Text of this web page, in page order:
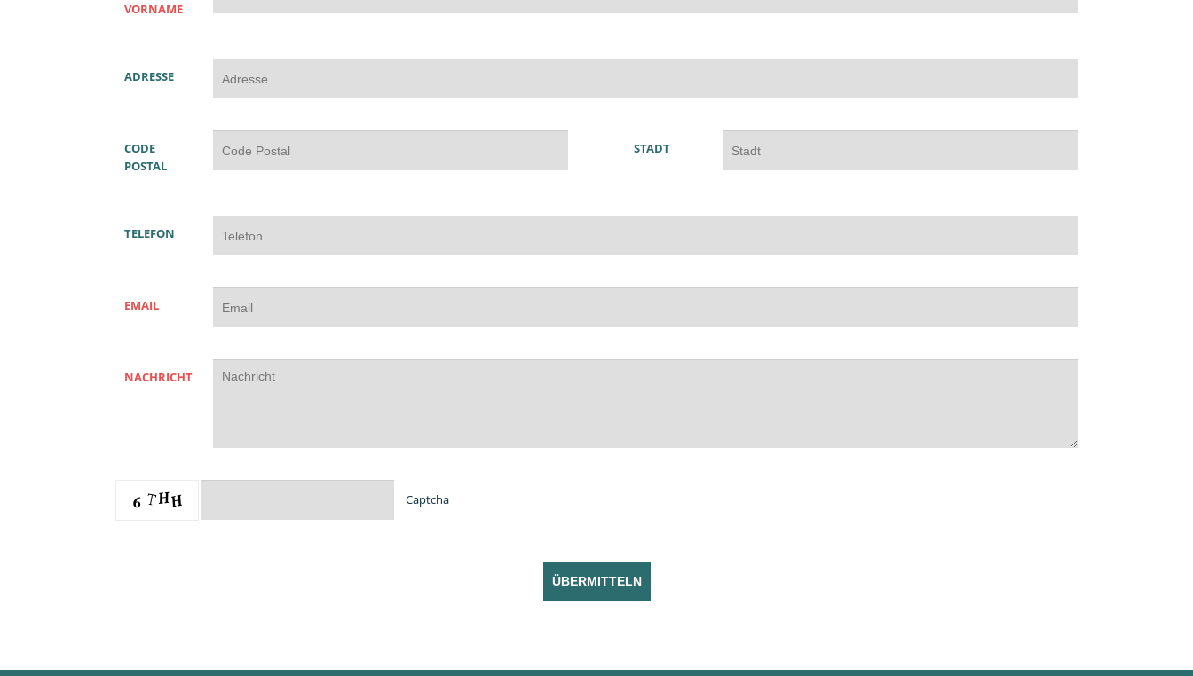
VORNAME
ADRESSE
CODE
POSTAL
STADT
TELEFON
EMAIL
NACHRICHT
Captcha